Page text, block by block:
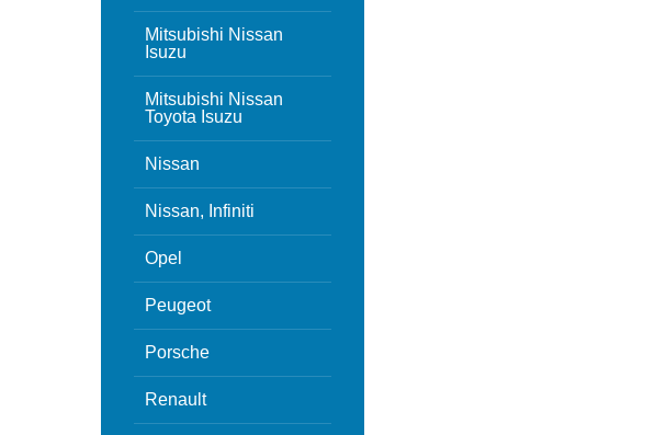
Mitsubishi Nissan
Isuzu
Mitsubishi Nissan
Toyota Isuzu
Nissan
Nissan, Infiniti
Opel
Peugeot
Porsche
Renault